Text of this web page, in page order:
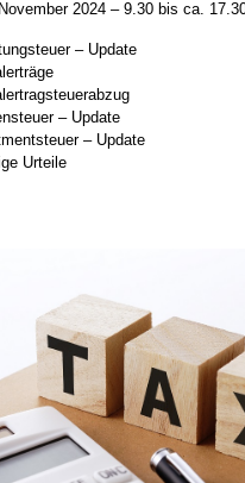
2024 – 9.30 bis ca.
– Update
– Update
– Update
Urteile